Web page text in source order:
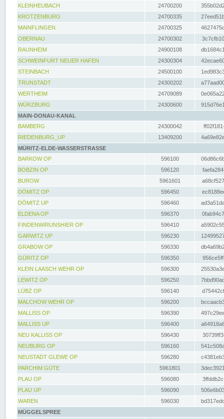
KLEINHEUBACH 24700200
KROTZENBURG
24700335
MAINFLINGEN
24700325
OBERNAU
24700302
RAUNHEIM
24900108
SCHWEINFURT NEUER HAFEN
24300304
STEINBACH
24500100
TRUNSTADT
24300202
WERTHEIM
24709089
WÜRZBURG
24300600
MAIN-DONAU-KANAL
BAMBERG
24300042
RIEDENBURG_UP
13409200
MÜRITZ-ELDE-WASSERSTRASSE
BARKOW OP
596100
BOBZIN OP
596120
BUROW
5961601
DÖMITZ OP
596450
DÖMITZ UP
596460
ELDENA OP
596370
FINDENWIRUNSHIER OP
596410
GARWITZ UP
596230
GRABOW OP
596330
GÜRITZ OP
596350
KLEIN LAASCH WEHR OP
596300
LEWITZ OP
596250
LÜBZ OP
596140
MALCHOW WEHR OP
596200
MALLISS OP
596390
MALLISS UP
596400
NEU KALLISS OP
596430
NEUBURG OP
596160
NEUSTADT GLEWE OP
596280
PARCHIM GÜTE
5961801
PLAU OP
596080
PLAU UP
596090
WAREN
596030
MÜGGELSPREE